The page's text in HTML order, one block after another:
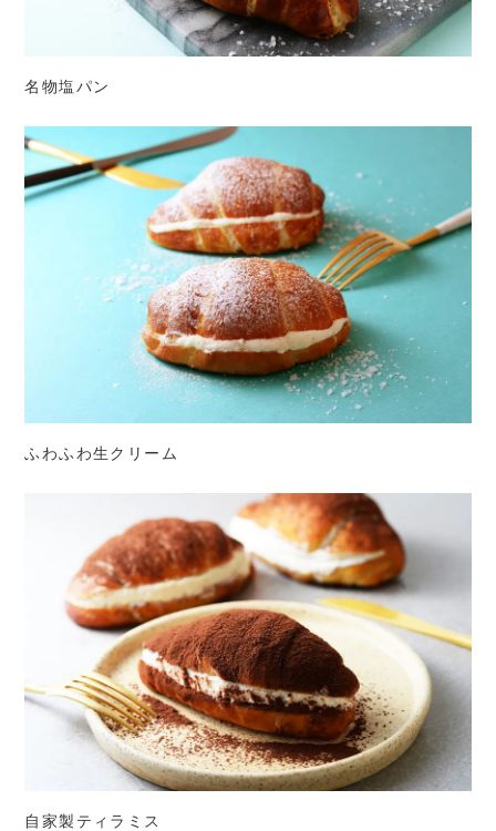
名物塩パン
ふわふわ生クリーム
自家製ティラミス